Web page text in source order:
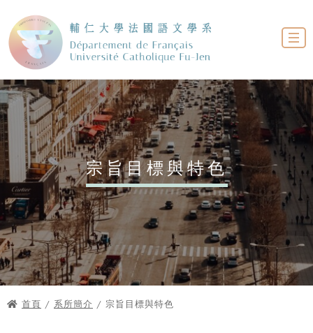
宗旨目標與特色
首頁 / 系所簡介 / 宗旨目標與特色